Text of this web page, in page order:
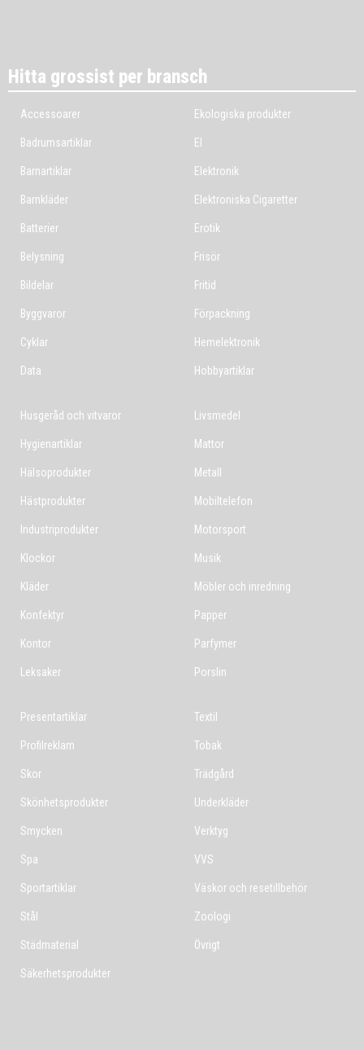
Hitta grossist per bransch
Accessoarer
Badrumsartiklar
Barnartiklar
Barnkläder
Batterier
Belysning
Bildelar
Byggvaror
Cyklar
Data
Ekologiska produkter
El
Elektronik
Elektroniska Cigaretter
Erotik
Frisör
Fritid
Förpackning
Hemelektronik
Hobbyartiklar
Husgeråd och vitvaror
Hygienartiklar
Hälsoprodukter
Hästprodukter
Industriprodukter
Klockor
Kläder
Konfektyr
Kontor
Leksaker
Livsmedel
Mattor
Metall
Mobiltelefon
Motorsport
Musik
Möbler och inredning
Papper
Parfymer
Porslin
Presentartiklar
Profilreklam
Skor
Skönhetsprodukter
Smycken
Spa
Sportartiklar
Stål
Städmaterial
Säkerhetsprodukter
Textil
Tobak
Trädgård
Underkläder
Verktyg
VVS
Väskor och resetillbehör
Zoologi
Övrigt